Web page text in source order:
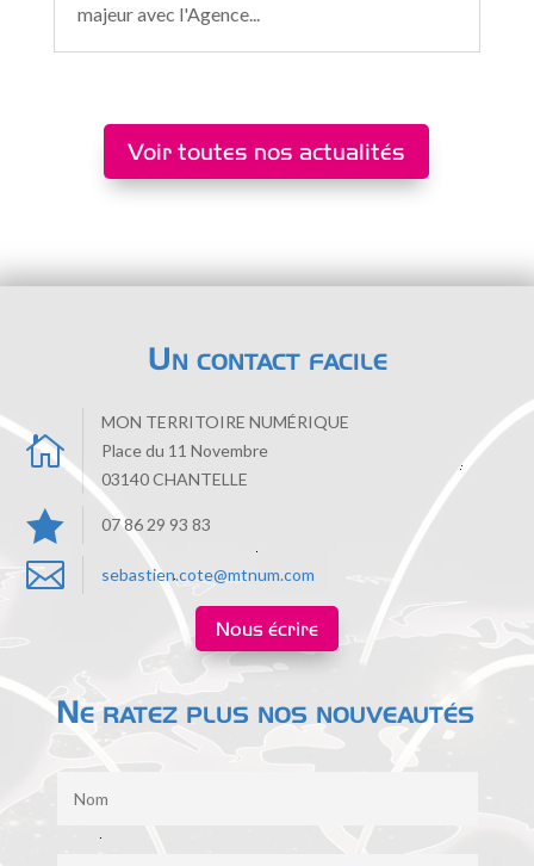
majeur avec l'Agence...
Voir toutes nos actualités
Un contact facile

MON TERRITOIRE NUMÉRIQUE
Place du 11 Novembre
03140 CHANTELLE
 07 86 29 93 83
 sebastien.cote@mtnum.com
Nous écrire
Ne ratez plus nos nouveautés